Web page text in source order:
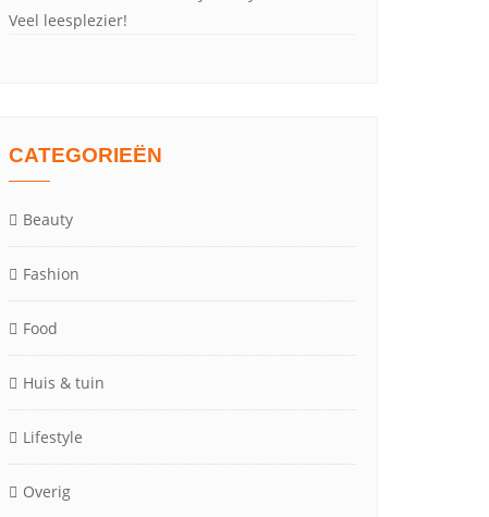
Veel leesplezier!
CATEGORIEËN
Beauty
Fashion
Food
Huis & tuin
Lifestyle
Overig